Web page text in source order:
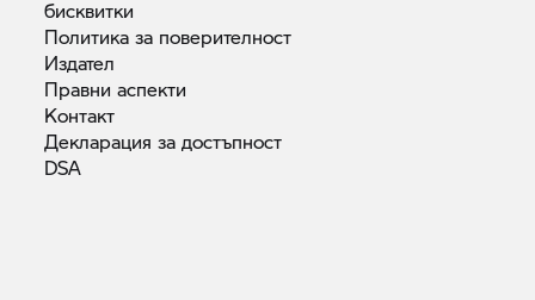
бисквитки
Политика за поверителност
Издател
Правниаспекти
Контакт
Декларация задостъпност
DSA